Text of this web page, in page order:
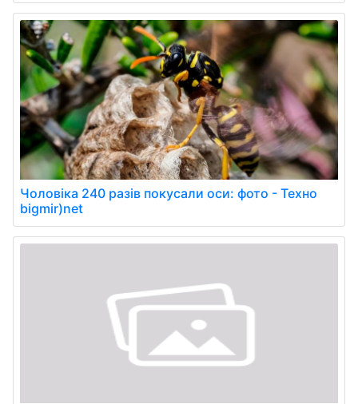
Чоловіка 240 разів покусали оси: фото - Техно
bigmir)net